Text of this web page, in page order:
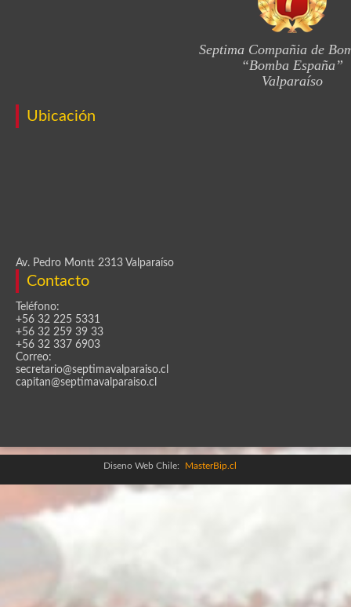
Septima Compañia de
“Bomba España”
Valparaíso
Ubicación
Av. Pedro Montt 2313 Valparaíso
Contacto
Teléfono:
+56 32 225 5331
+56 32 259 39 33
+56 32 337 6903
Correo:
secretario@septimavalparaiso.cl
capitan@septimavalparaiso.cl
Diseno Web Chile: MasterBip.cl